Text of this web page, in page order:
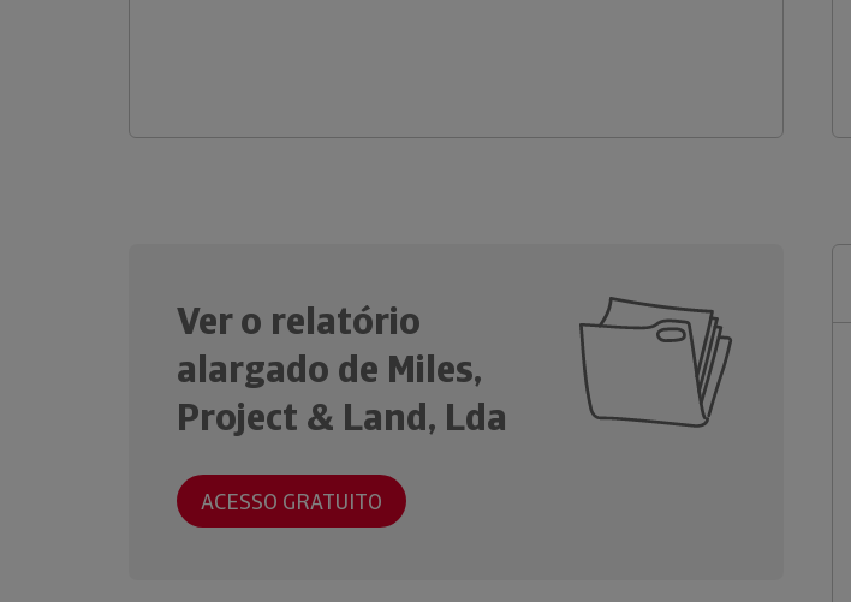
Ver o relatório
alargado de Miles,
Project & Land, Lda
ACESSO GRATUITO